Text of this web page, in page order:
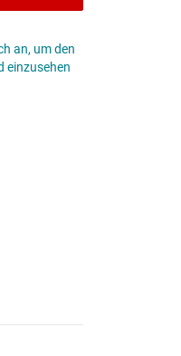
an, um den
einzusehen